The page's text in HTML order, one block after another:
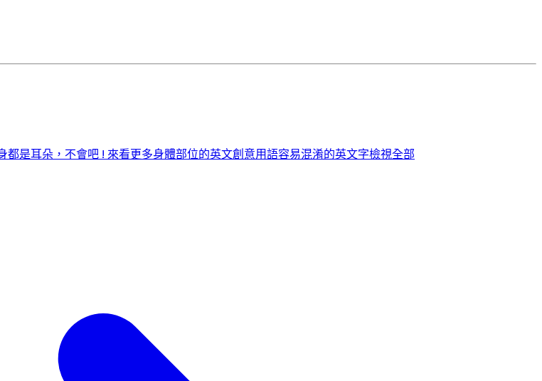
都是耳朵，不會吧 ! 來看更多身體部位的英文創意用語容易混淆的英文字檢視全部